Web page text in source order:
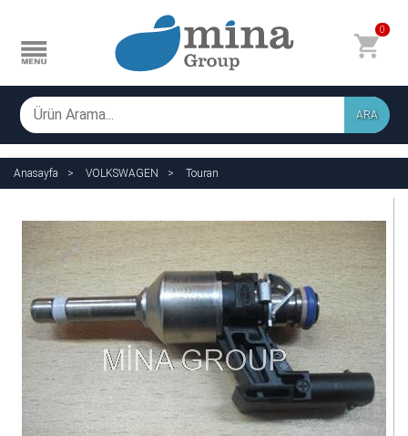
0
ARA
Anasayfa VOLKSWAGEN Touran